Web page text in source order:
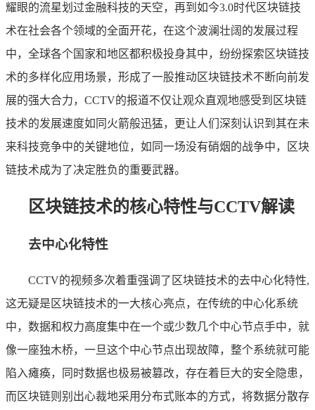
耀眼的流星划过金融科技的天空，再到如今3.0时代区块链技
术在社会各个领域的全面开花，在这个波澜壮阔的发展过程
中，全球各个国家和地区都积极投身其中，纷纷探索区块链技
术的多样化应用场景，形成了一股推动区块链技术不断向前发
展的强大合力，CCTV的报道不仅让观众直观地感受到区块链
技术的发展速度如同火箭般迅猛，更让人们深刻认识到其在未
来科技竞争中的关键地位，如同一场没有硝烟的战争中，区块
链技术成为了决定胜负的重要武器。
区块链技术的核心特性与CCTV解读
去中心化特性
CCTV的视频多次着重强调了区块链技术的去中心化特性,
这无疑是区块链技术的一大核心亮点，在传统的中心化系统
中，数据和权力高度集中在一个或少数几个中心节点手中，就
像一座独木桥，一旦这个中心节点出现故障，整个系统就可能
陷入瘫痪，同时数据也极易被篡改，存在着巨大的安全隐患，
而区块链则别出心裁地采用分布式账本的方式，将数据分散存